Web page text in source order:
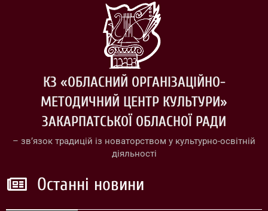
КЗ «ОБЛАСНИЙ ОРГАНІЗАЦІЙНО-
МЕТОДИЧНИЙ ЦЕНТР КУЛЬТУРИ»
ЗАКАРПАТСЬКОЇ ОБЛАСНОЇ РАДИ
– зв’язок традицій із новаторством у культурно-освітній
діяльності
Останні новини